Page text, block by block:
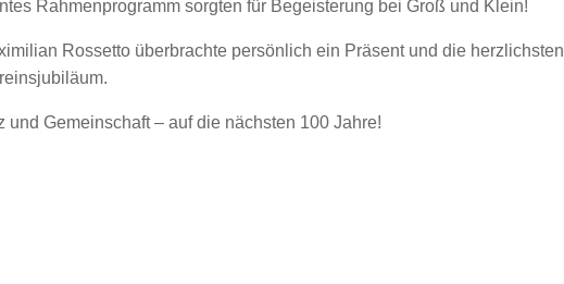
Rahmenprogramm sorgten für Begeisterung bei Groß und Klein!
Rossetto überbrachte persönlich ein Präsent und die herzlichsten
und Gemeinschaft – auf die nächsten 100 Jahre!